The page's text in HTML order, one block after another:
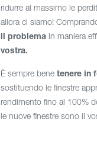
ridurre al massimo le
allora ci siamo!
il problemain maniera
vostra.
È sempre bene tenere in
sostituendo le finestre
rendimento fino al 100%
le nuove finestre sono il